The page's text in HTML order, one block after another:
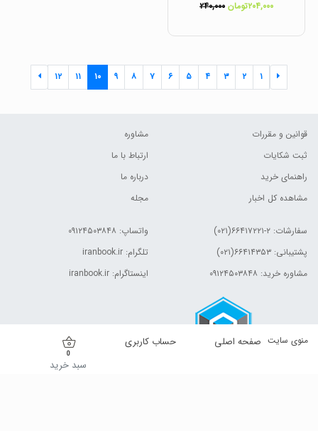
صفحه اصلی منوی سایت حساب کاربری
0
سبد خرید
۲۰۴,۰۰۰تومان ۲۴۰,۰۰۰
۱ ۲ ۳ ۴ ۵ ۶ ۷ ۸ ۹ ۱۰ ۱۱ ۱۲
قوانین و مقررات
ثبت شکایات
راهنمای خرید
مشاهده کل اخبار
مشاوره
ارتباط با ما
درباره ما
مجله
سفارشات: ۲-۶۶۴۱۷۲۲۱(۰۲۱)
پشتیبانی: ۶۶۴۱۴۳۵۳(۰۲۱)
مشاوره خرید: ۰۹۱۲۴۵۰۳۸۴۸
واتساپ: ۰۹۱۲۴۵۰۳۸۴۸
تلگرام: iranbook.ir
اینستاگرام: iranbook.ir